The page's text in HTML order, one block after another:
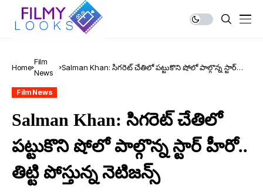
Home
Film
News
Salman Khan: సిగ‌రెట్ చేతిలో ప‌ట్టుకొని షోలో పాల్గొన్న స్టార్
Film News
Salman Khan: సిగ‌రెట్ చేతిలో
ప‌ట్టుకొని షోలో పాల్గొన్న స్టార్ హీరో..
తిట్టి పోస్తున్న నెటిజ‌న్స్